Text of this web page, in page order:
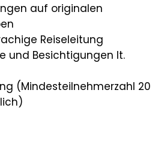
auf originalen
Reiseleitung
und Besichtigungen lt.
(Mindesteilnehmerzahl 20